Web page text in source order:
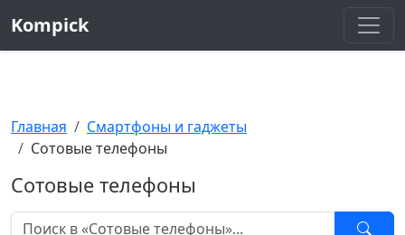
Kompick
Главная
Смартфоны и гаджеты
Сотовые телефоны
Сотовые телефоны